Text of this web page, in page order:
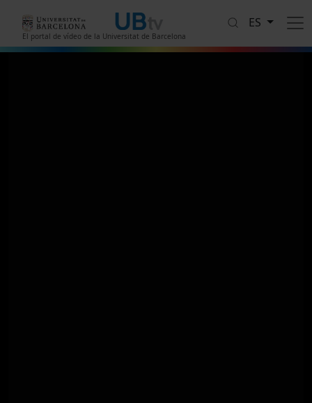
El portal de vídeo de la Universitat de Barcelona
ES